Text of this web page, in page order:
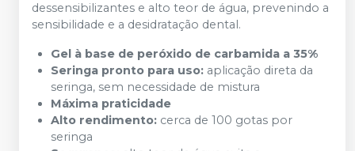
dessensibilizantes e alto teor de água, prevenindo a
sensibilidade e a desidratação dental.
Gel à base de peróxido de carbamida a 35%
Seringa pronto para uso: aplicação direta da
seringa, sem necessidade de mistura
Máxima praticidade
Alto rendimento: cerca de 100 gotas por
seringa